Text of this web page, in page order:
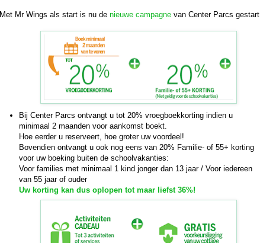
Met Mr Wings als start is nu de nieuwe campagne van Center Parcs gestart
Bij Center Parcs ontvangt u tot 20% vroegboekkorting indien u
minimaal 2 maanden voor aankomst boekt.
Hoe eerder u reserveert, hoe groter uw voordeel!
Bovendien ontvangt u ook nog eens van 20% Familie- of 55+ korting
voor uw boeking buiten de schoolvakanties:
Voor families met minimaal 1 kind jonger dan 13 jaar / Voor iedereen
van 55 jaar of ouder
Uw korting kan dus oplopen tot maar liefst 36%!